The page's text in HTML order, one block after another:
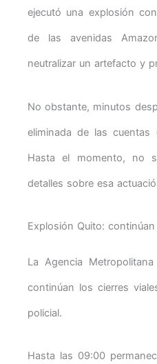
ejecutó una explosión
de las avenidas
neutralizar un artefacto y
No obstante, minutos
eliminada de las cuentas
Hasta el momento, no
detalles sobre esa
Explosión Quito:
La Agencia
continúan los cierres
policial.
Hasta las 09:00